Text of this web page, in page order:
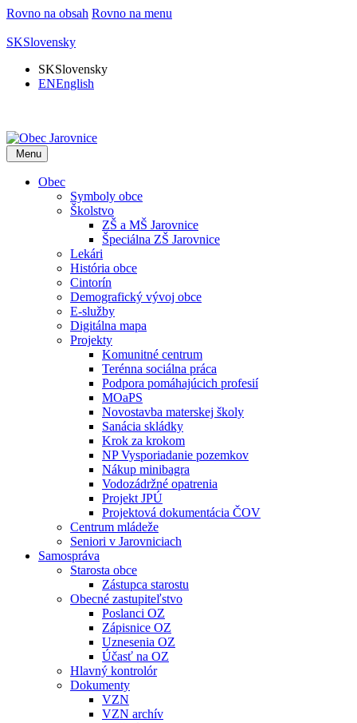
Rovno na obsah Rovno na menu
SKSlovensky
SKSlovensky
ENEnglish
Menu
Obec
Symboly obce
Školstvo
ZŠ a MŠ Jarovnice
Špeciálna ZŠ Jarovnice
Lekári
História obce
Cintorín
Demografický vývoj obce
E-služby
Digitálna mapa
Projekty
Komunitné centrum
Terénna sociálna práca
Podpora pomáhajúcich profesií
MOaPS
Novostavba materskej školy
Sanácia skládky
Krok za krokom
NP Vysporiadanie pozemkov
Nákup minibagra
Vodozádržné opatrenia
Projekt JPÚ
Projektová dokumentácia ČOV
Centrum mládeže
Seniori v Jarovniciach
Samospráva
Starosta obce
Zástupca starostu
Obecné zastupiteľstvo
Poslanci OZ
Zápisnice OZ
Uznesenia OZ
Účasť na OZ
Hlavný kontrolór
Dokumenty
VZN
VZN archív